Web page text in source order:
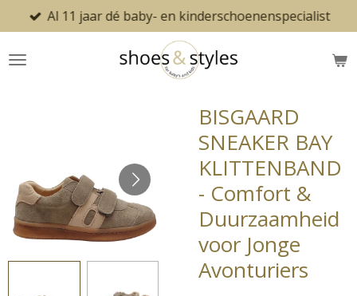
direct
naar
Al 11 jaar dé baby- en kinderschoenenspecialist
BISGAARD
SNEAKER BAY
KLITTENBAND
- Comfort &
Duurzaamheid
voor Jonge
Avonturiers